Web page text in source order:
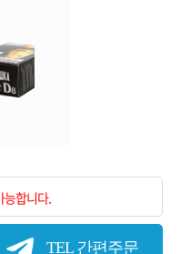
능합니다.
TEL 간편주문